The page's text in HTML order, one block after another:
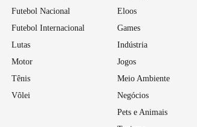
Futebol Nacional
Futebol Internacional
Lutas
Motor
Tênis
Vôlei
Eloos
Games
Indústria
Jogos
Meio Ambiente
Negócios
Pets e Animais